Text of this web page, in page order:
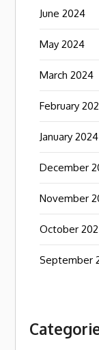
June 2024
May 2024
March 2024
February
January 2024
December
November
October
September